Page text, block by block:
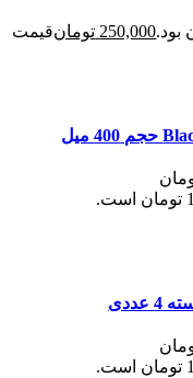
250,000 تومانقیمت